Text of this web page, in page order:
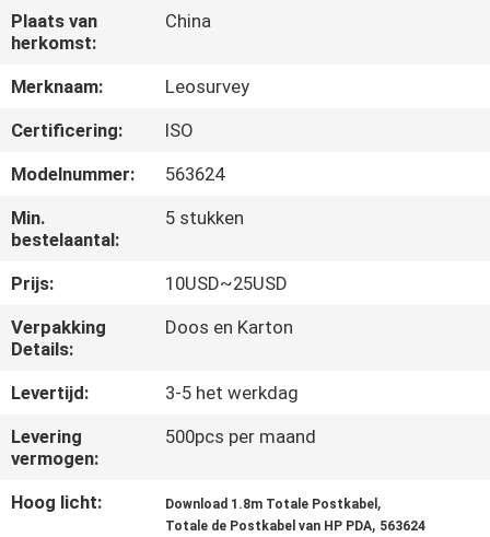
ONGEVEER
ONS
FABRIEKSREIS
CONTACTEER
ONS
OM
EEN
Plaats van
herkomst:
China
Merknaam:
Leosurvey
Certificering:
ISO
Modelnummer:
563624
Min.
bestelaantal:
5 stukken
Prijs:
10USD~25USD
Verpakking
Details:
Doos en Karton
Levertijd:
3-5 het werkdag
Levering
vermogen:
500pcs per maand
Hoog licht: Download 1.8m Totale Postkabel ,
Totale de Postkabel van HP PDA, 563624